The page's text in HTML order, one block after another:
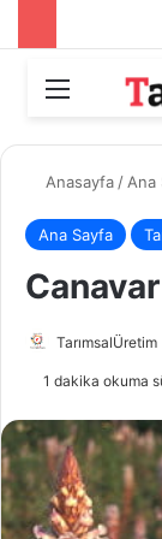
Anasayfa / Ana
Ana Sayfa
TarımsalÜretim
1 dakika okuma